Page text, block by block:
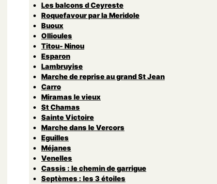
Les balcons d Ceyreste
Roquefavour par la Meridole
Buoux
Ollioules
Titou- Ninou
Esparon
Lambruyise
Marche de reprise au grand St Jean
Carro
Miramas le vieux
St Chamas
Sainte Victoire
Marche dans le Vercors
Eguilles
Méjanes
Venelles
Cassis : le chemin de garrigue
Septèmes : les 3 étoiles